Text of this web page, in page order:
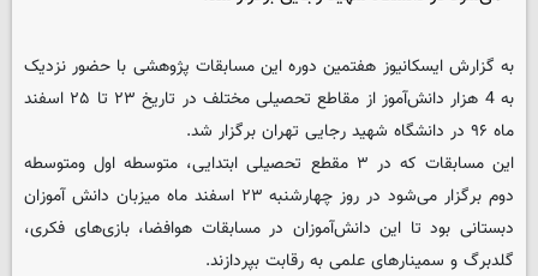
به گزارش ایسکانیوز هفتمین دوره این مسابقات پژوهشی با حضور نزدیک
به 4 هزار دانش‌آموز از مقاطع تحصیلی مختلف در تاریخ ۲۳ تا ۲۵ اسفند
ماه ۹۶ در دانشگاه شهید رجایی تهران برگزار شد.
این مسابقات که در ۳ مقطع تحصیلی ابتدایی، متوسطه اول و‌متوسطه
دوم برگزار می‌شود در روز چهارشنبه ۲۳ اسفند ماه میزبان دانش آموزان
دبستانی بود تا این دانش‌آموزان در مسابقات هوافضا، بازی‌های فکری،
گلدبرگ و سمینارهای علمی به رقابت بپردازند.